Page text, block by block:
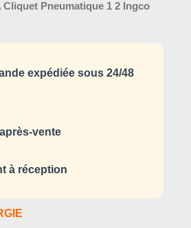
Cliquet Pneumatique 1 2 Ingco
expédiée sous 24/48
vente
à réception